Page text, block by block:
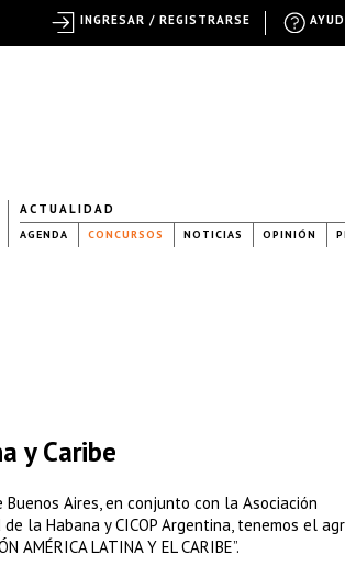
ACTUALIDAD
AGENDA CONCURSOS NOTICIAS OPINIÓN
y Caribe
Aires, en conjunto con la Asociación
la Habana y CICOP Argentina, tenemos el
LATINA Y EL CARIBE”.
INGRESAR / REGISTRARSE